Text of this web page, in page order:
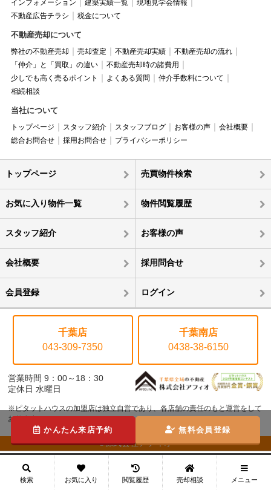
インフォメーション 建築実績一覧
現地見学会情報
不動産広告チラシ
税金について
不動産売却について
弊社の不動産売却 売却査定 不動産売却実績
不動産売却の流れ
「仲介」と「買取」の違い
不動産売却時の諸費用
少しでも高く売るポイント
よくある質問
仲介手数料について
相続相談
当社について
トップページ スタッフ紹介 スタッフブログ お客様の声
会社概要
総合お問合せ
採用お問合せ プライバシーポリシー
トップページ 売買物件検索
お気に入り物件一覧 物件閲覧履歴
スタッフ紹介 お客様の声
会社概要 採用問合せ
会員登録 ログイン
千葉店
043-309-7350
千葉南店
0438-38-6150
営業時間 9：00～18：30
定休日 水曜日
※ピタットハウスの加盟店は独立自営であり、各店舗の責任のもと運営をして
おります。
©株式会社アフィオ
かんたん来店予約 無料会員登録
検索 お気に入り 閲覧履歴 売却相談 メニュー